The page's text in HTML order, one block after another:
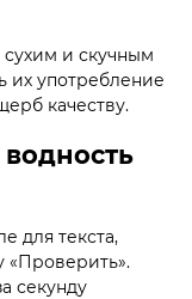
и скучным
их употребление
качеству.
для текста,
«Проверить».
секунду